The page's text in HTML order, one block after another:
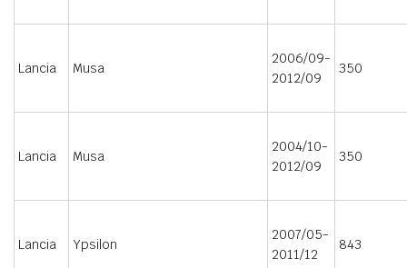
Lancia Musa
2006/09-
2012/09
350
Lancia Musa
2004/10-
2012/09
350
Lancia Ypsilon
2007/05-
2011/12
843